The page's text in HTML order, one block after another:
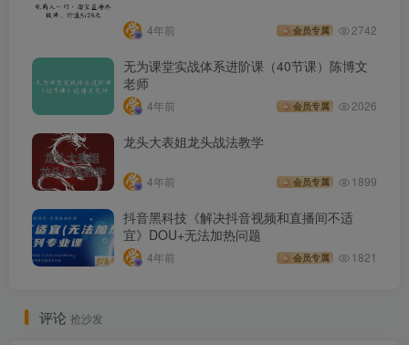
4年前 会员专属 2742
无为课堂实战体系进阶课（40节课）陈博文
老师
4年前 会员专属 2026
龙头大表姐龙头战法教学
4年前 会员专属 1899
抖音黑科技《解决抖音视频和直播间不适
宜》DOU+无法加热问题
4年前 会员专属 1821
评论 抢沙发